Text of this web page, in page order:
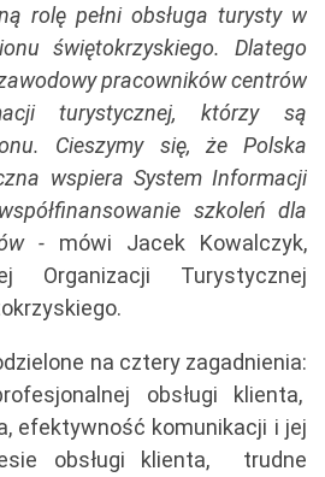
rolę pełni obsługa turysty w
świętokrzyskiego. Dlatego
pracowników centrów
turystycznej, którzy są
Cieszymy się, że Polska
wspiera System Informacji
szkoleń dla
- mówi Jacek Kowalczyk,
Organizacji Turystycznej
na cztery zagadnienia:
obsługi klienta,
efektywność komunikacji i jej
obsługi klienta, trudne